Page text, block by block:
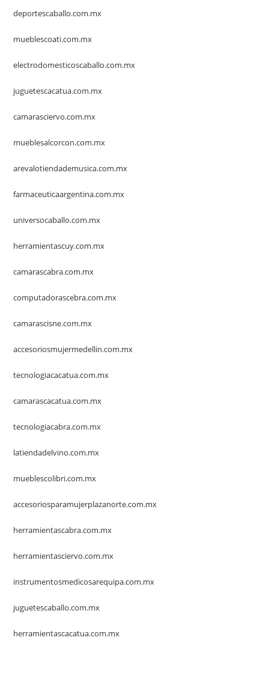
deportescaballo.com.mx
mueblescoati.com.mx
electrodomesticoscaballo.com.mx
juguetescacatua.com.mx
camarasciervo.com.mx
mueblesalcorcon.com.mx
arevalotiendademusica.com.mx
farmaceuticaargentina.com.mx
universocaballo.com.mx
herramientascuy.com.mx
camarascabra.com.mx
computadorascebra.com.mx
camarascisne.com.mx
accesoriosmujermedellin.com.mx
tecnologiacacatua.com.mx
camarascacatua.com.mx
tecnologiacabra.com.mx
latiendadelvino.com.mx
mueblescolibri.com.mx
accesoriosparamujerplazanorte.com.mx
herramientascabra.com.mx
herramientasciervo.com.mx
instrumentosmedicosarequipa.com.mx
juguetescaballo.com.mx
herramientascacatua.com.mx